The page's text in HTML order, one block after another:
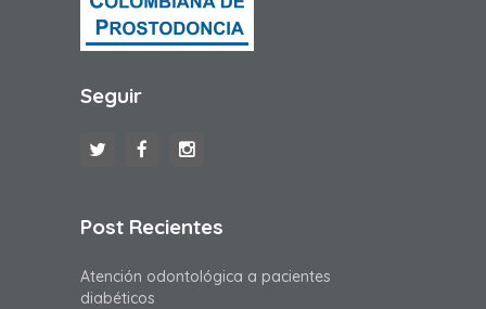
Seguir
Post Recientes
Atención odontológica a pacientes
diabéticos